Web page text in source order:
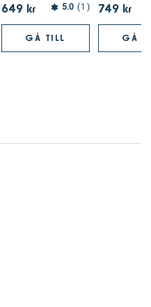
649 kr
5.0 1
GÅ TILL
749 kr
GÅ